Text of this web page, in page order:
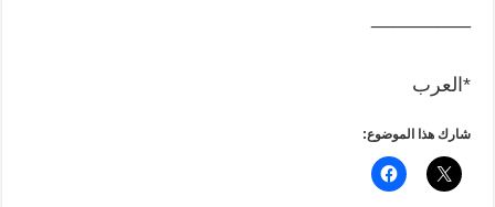
*العرب
شارك هذا الموضوع: